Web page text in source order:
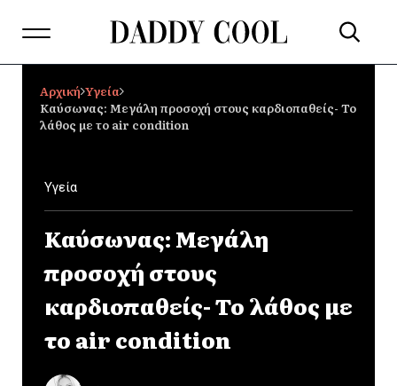
Αρχική Υγεία
Καύσωνας: Μεγάλη προσοχή στους καρδιοπαθείς- Το
λάθος με το air condition
Υγεία
Καύσωνας: Μεγάλη
προσοχή στους
καρδιοπαθείς- Το λάθος με
το air condition